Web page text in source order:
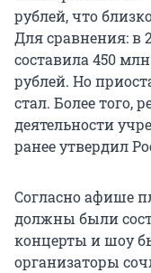
рублей, что
Для сравнения: в
составила 450
рублей. Но
стал. Более того,
деятельности
ранее утвердил
Согласно афише
должны были
концерты и шоу
организаторы